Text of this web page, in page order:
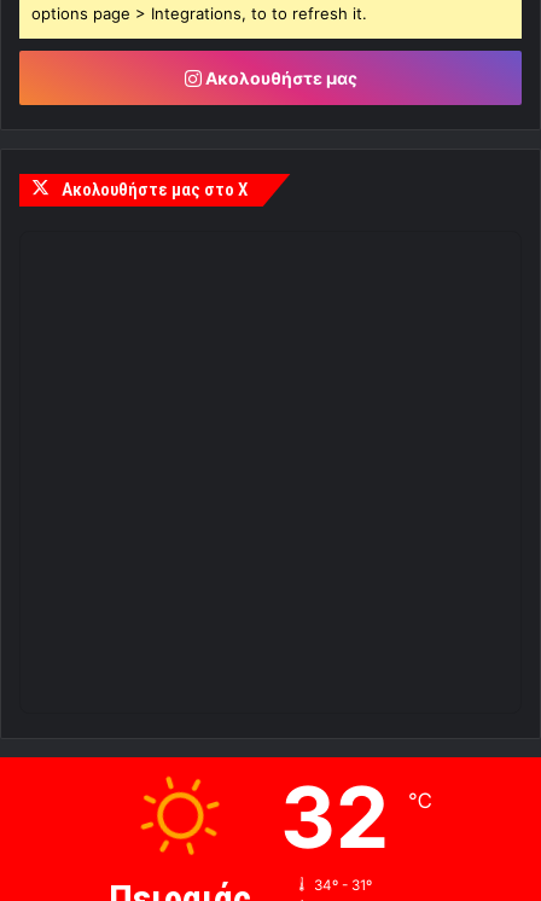
options page > Integrations, to to refresh it.
Ακολουθήστε μας
Ακολουθήστε μας στο X
32 ℃
34º - 31º